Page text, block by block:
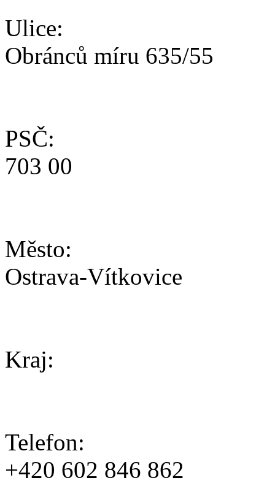
Ulice:
Obránců míru 635/55
PSČ:
703 00
Město:
Ostrava-Vítkovice
Kraj:
Telefon:
+420 602 846 862